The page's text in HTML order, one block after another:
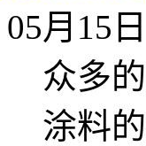
05月15
众多
涂料